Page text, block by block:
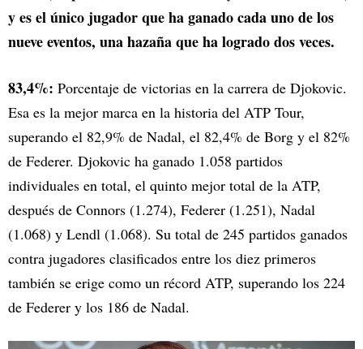
y es el único jugador que ha ganado cada uno de los
nueve eventos, una hazaña que ha logrado dos veces.
83,4%: Porcentaje de victorias en la carrera de Djokovic.
Esa es la mejor marca en la historia del ATP Tour,
superando el 82,9% de Nadal, el 82,4% de Borg y el 82%
de Federer. Djokovic ha ganado 1.058 partidos
individuales en total, el quinto mejor total de la ATP,
después de Connors (1.274), Federer (1.251), Nadal
(1.068) y Lendl (1.068). Su total de 245 partidos ganados
contra jugadores clasificados entre los diez primeros
también se erige como un récord ATP, superando los 224
de Federer y los 186 de Nadal.